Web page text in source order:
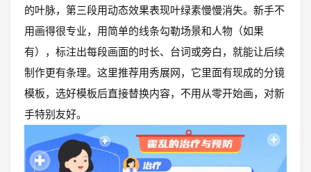
的叶脉，第三段用动态效果表现叶绿素慢慢消失。新手不
用画得很专业，用简单的线条勾勒场景和人物（如果
有），标注出每段画面的时长、台词或旁白，就能让后续
制作更有条理。这里推荐用秀展网，它里面有现成的分镜
模板，选好模板后直接替换内容，不用从零开始画，对新
手特别友好。